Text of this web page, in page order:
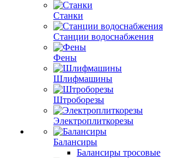
Станки
Станции водоснабжения
Фены
Шлифмашины
Штроборезы
Электроплиткорезы
Балансиры
Балансиры тросовые